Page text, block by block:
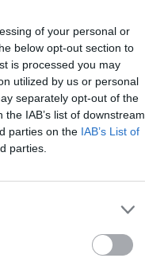
of your personal or
below opt-out section to
is processed you may
utilized by us or personal
separately opt-out of the
IAB’s list of downstream
parties on the IAB’s List of
parties.